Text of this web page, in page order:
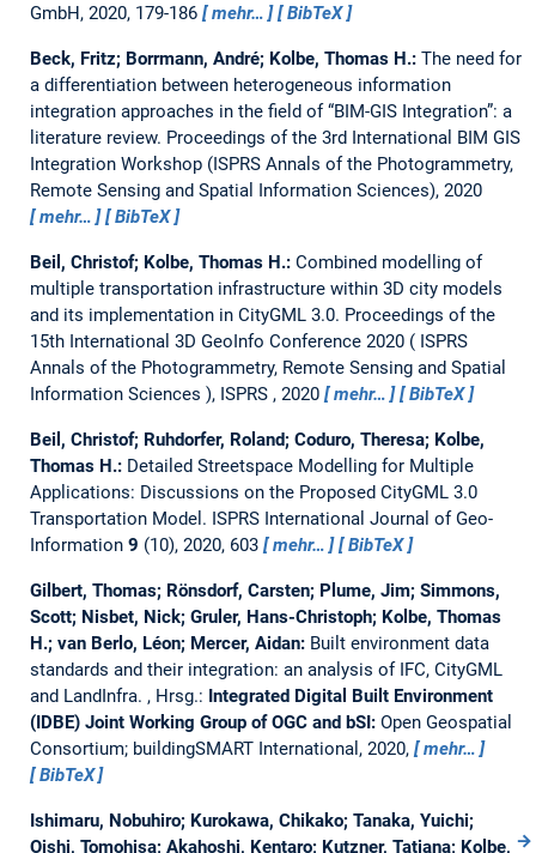
GmbH, 2020, 179-186
mehr… BibTeX
Beck, Fritz; Borrmann, André; Kolbe, Thomas H.: The need for
a differentiation between heterogeneous information
integration approaches in the field of “BIM-GIS Integration”: a
literature review. Proceedings of the 3rd International BIM GIS
Integration Workshop (ISPRS Annals of the Photogrammetry,
Remote Sensing and Spatial Information Sciences), 2020
mehr…
BibTeX
Beil, Christof; Kolbe, Thomas H.: Combined modelling of
multiple transportation infrastructure within 3D city models
and its implementation in CityGML 3.0. Proceedings of the
15th International 3D GeoInfo Conference 2020 ( ISPRS
Annals of the Photogrammetry, Remote Sensing and Spatial
Information Sciences ), ISPRS , 2020
mehr… BibTeX
Beil, Christof; Ruhdorfer, Roland; Coduro, Theresa; Kolbe,
Thomas H.: Detailed Streetspace Modelling for Multiple
Applications: Discussions on the Proposed CityGML 3.0
Transportation Model. ISPRS International Journal of Geo-
Information 9 (10), 2020, 603 mehr… BibTeX
Gilbert, Thomas; Rönsdorf, Carsten; Plume, Jim; Simmons,
Scott; Nisbet, Nick; Gruler, Hans-Christoph; Kolbe, Thomas
H.; van Berlo, Léon; Mercer, Aidan: Built environment data
standards and their integration: an analysis of IFC, CityGML
and LandInfra. , Hrsg.: Integrated Digital Built Environment
(IDBE) Joint Working Group of OGC and bSI: Open Geospatial
Consortium; buildingSMART International, 2020,
mehr…
BibTeX
Ishimaru, Nobuhiro; Kurokawa, Chikako; Tanaka, Yuichi;
Oishi, Tomohisa; Akahoshi, Kentaro; Kutzner, Tatjana; Kolbe,